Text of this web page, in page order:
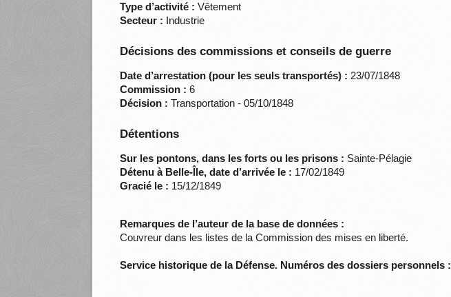
Type d’activité : Vêtement
Secteur : Industrie
Décisions des commissions et conseils de guerre
Date d’arrestation (pour les seuls transportés) : 23/07/1848
Commission : 6
Décision : Transportation - 05/10/1848
Détentions
Sur les pontons, dans les forts ou les prisons : Sainte-Pélagie
Détenu à Belle-Île, date d’arrivée le : 17/02/1849
Gracié le : 15/12/1849
Remarques de l’auteur de la base de données :
Couvreur dans les listes de la Commission des mises en liberté.
Service historique de la Défense. Numéros des dossiers personnels :